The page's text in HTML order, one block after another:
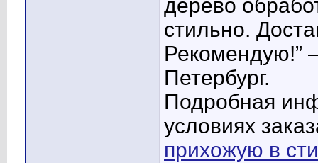
дерево
стильно.
Рекомендую!”
Петербург.
Подробная
условиях
прихожую в